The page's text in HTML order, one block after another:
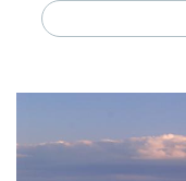
territoire sert
hauts de gamme